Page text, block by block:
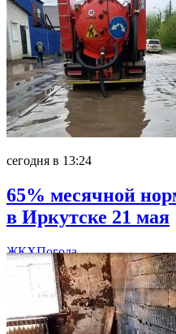
сегодня в 13:24
65% месячной
в Иркутске 21 мая
ЖКХПогода